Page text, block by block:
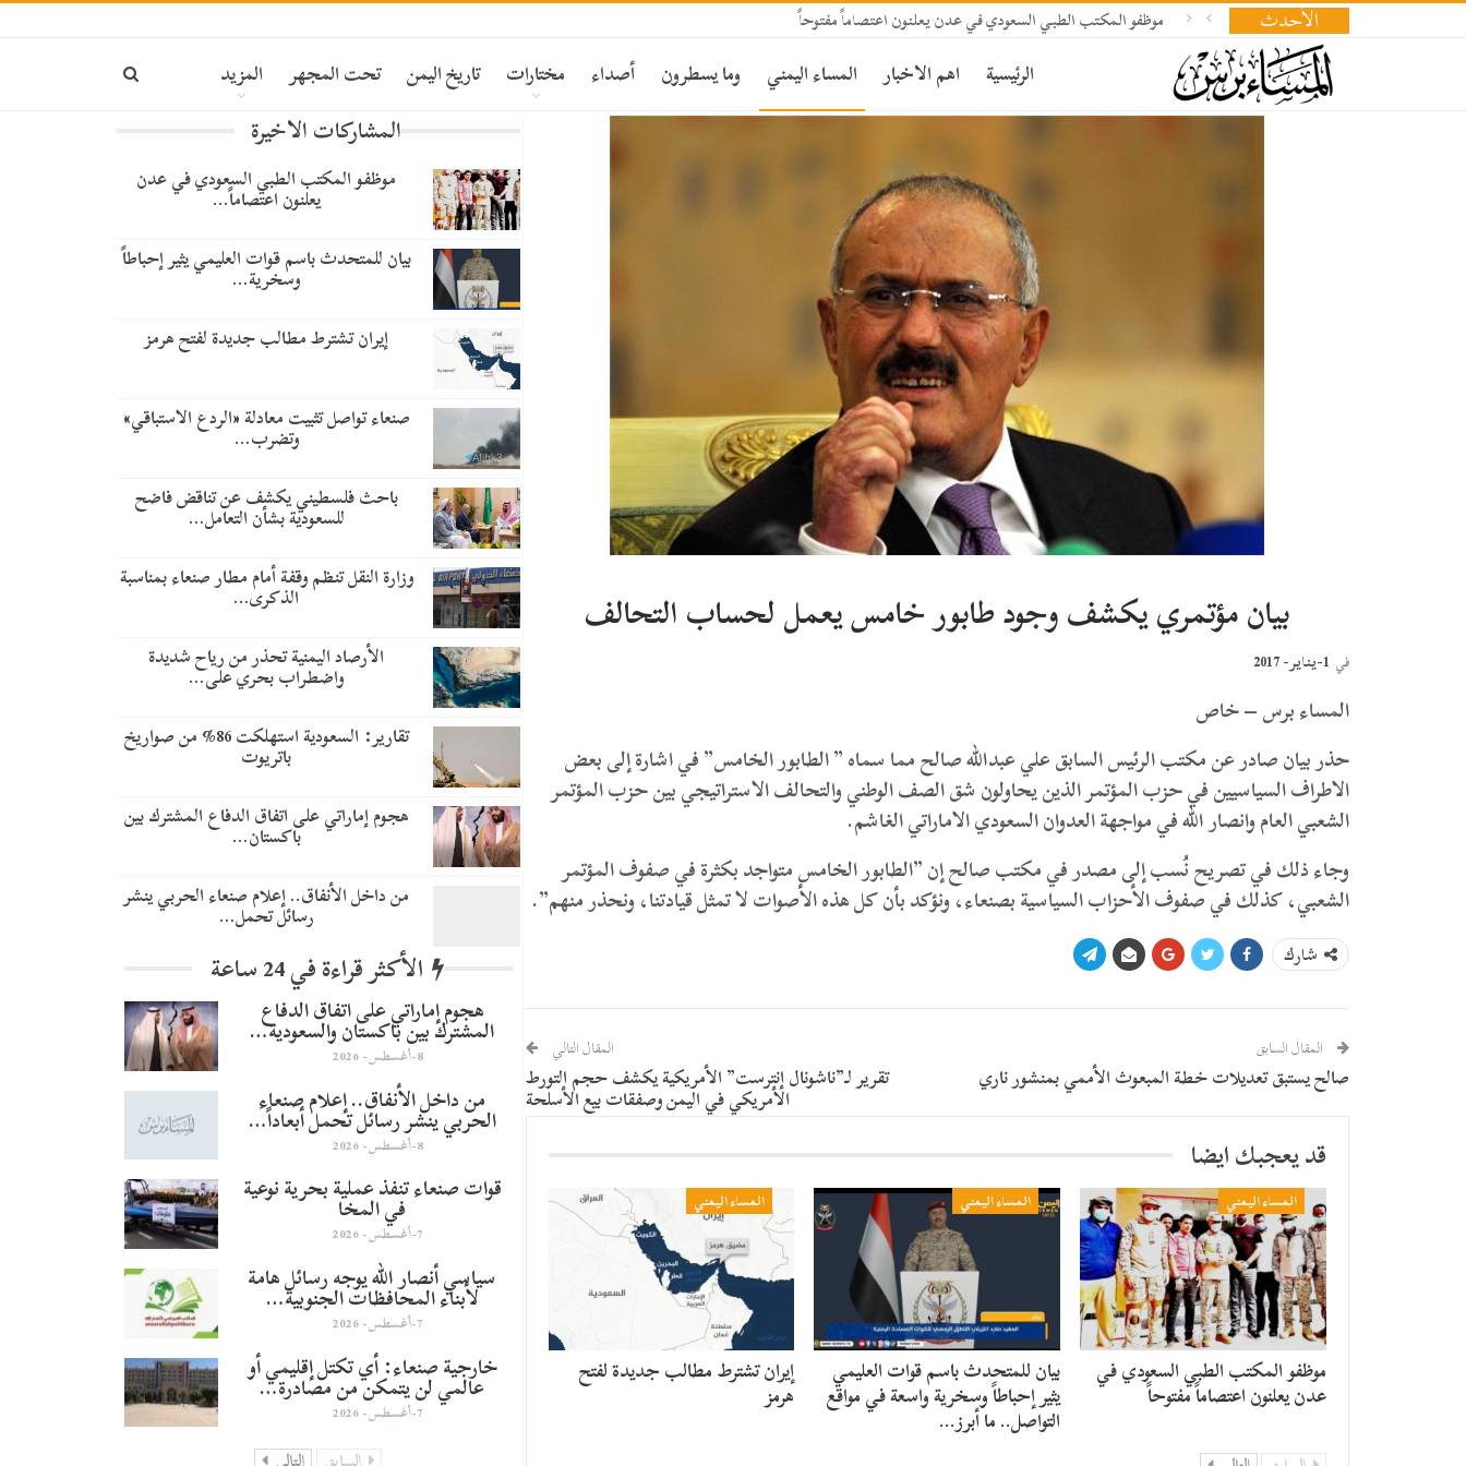
الأحدث موظفو المكتب الطبي السعودي في عدن يعلنون اعتصاماً مفتوحاً
الرئيسية اهم الاخبار المساء اليمني وما يسطرون أصداء مختارات تاريخ اليمن تحت المجهر المزيد
بيان مؤتمري يكشف وجود طابور خامس يعمل لحساب التحالف
في 1-يناير- 2017
المساء برس – خاص
حذر بيان صادر عن مكتب الرئيس السابق علي عبدالله صالح مما سماه ” الطابور الخامس” في اشارة إلى بعض
الاطراف السياسيين في حزب المؤتمر الذين يحاولون شق الصف الوطني والتحالف الاستراتيجي بين حزب المؤتمر
الشعبي العام وانصار الله في مواجهة العدوان السعودي الاماراتي الغاشم.
وجاء ذلك في تصريح نُسب إلى مصدر في مكتب صالح إن ”الطابور الخامس متواجد بكثرة في صفوف المؤتمر
الشعبي، كذلك في صفوف الأحزاب السياسية بصنعاء، ونؤكد بأن كل هذه الأصوات لا تمثل قيادتنا، ونحذر منهم”.
شارك
المقال السابق
صالح يستبق تعديلات خطة المبعوث الأممي بمنشور ناري
المقال التالي
تقرير لـ”ناشونال إنترست” الأمريكية يكشف حجم التورط
الأمريكي في اليمن وصفقات بيع الأسلحة
قد يعجبك ايضا
المساء اليمني
موظفو المكتب الطبي السعودي في
عدن يعلنون اعتصاماً مفتوحاً
المساء اليمني
بيان للمتحدث باسم قوات العليمي
يثير إحباطاً وسخرية واسعة في مواقع
التواصل.. ما أبرز…
المساء اليمني
إيران تشترط مطالب جديدة لفتح
هرمز
المشاركات الاخيرة
موظفو المكتب الطبي السعودي في عدن
يعلنون اعتصاماً…
بيان للمتحدث باسم قوات العليمي يثير إحباطاً
وسخرية…
إيران تشترط مطالب جديدة لفتح هرمز
صنعاء تواصل تثبيت معادلة «الردع الاستباقي»
وتضرب…
باحث فلسطيني يكشف عن تناقض فاضح
للسعودية بشأن التعامل…
وزارة النقل تنظم وقفة أمام مطار صنعاء بمناسبة
الذكرى…
الأرصاد اليمنية تحذر من رياح شديدة
واضطراب بحري على…
تقارير: السعودية استهلكت 86% من صواريخ
باتريوت
هجوم إماراتي على اتفاق الدفاع المشترك بين
باكستان…
من داخل الأنفاق.. إعلام صنعاء الحربي ينشر
رسائل تحمل…
الأكثر قراءة في 24 ساعة
هجوم إماراتي على اتفاق الدفاع
المشترك بين باكستان والسعودية…
8-أغسطس- 2026
من داخل الأنفاق.. إعلام صنعاء
الحربي ينشر رسائل تحمل أبعاداً…
8-أغسطس- 2026
قوات صنعاء تنفذ عملية بحرية نوعية
في المخا
7-أغسطس- 2026
سياسي أنصار الله يوجه رسائل هامة
لأبناء المحافظات الجنوبية…
7-أغسطس- 2026
خارجية صنعاء: أي تكتل إقليمي أو
عالمي لن يتمكن من مصادرة…
7-أغسطس- 2026